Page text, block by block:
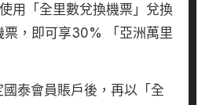
用「全里數兌換機票」兌換
票，即可享30% 「亞洲萬里
泰會員賬戶後，再以「全